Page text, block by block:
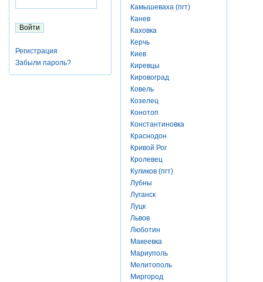
Регистрация
Забыли пароль?
Камышеваха (пгт)
Канев
Каховка
Керчь
Киев
Киревцы
Кировоград
Ковель
Козелец
Конотоп
Константиновка
Краснодон
Кривой Рог
Кролевец
Куликов (пгт)
Лубны
Луганск
Луцк
Львов
Люботин
Макеевка
Мариуполь
Мелитополь
Миргород